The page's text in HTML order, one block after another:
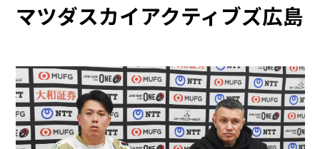
マツダスカイアクティブズ広島